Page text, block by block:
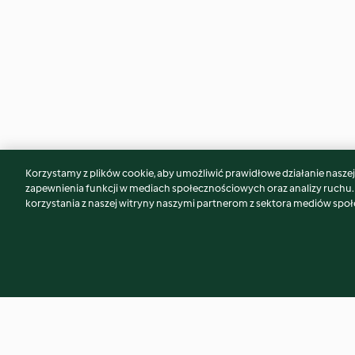
Może spodoba Ci się również...
Korzystamy z plików cookie, aby umożliwić prawidłowe działanie
zapewnienia funkcji w mediach społecznościowych oraz analizy
korzystania z naszej witryny naszymi partnerom z sektora mediów